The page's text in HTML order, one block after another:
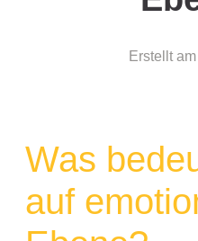
Erstellt am
Was
auf